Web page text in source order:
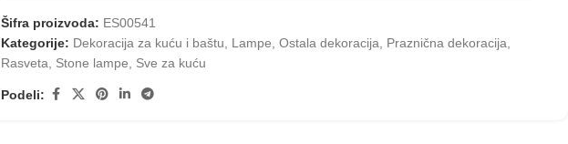
Šifra proizvoda: ES00541
Kategorije: Dekoracija za kuću i baštu Lampe Ostala dekoracija Praznična dekoracija
Rasveta
Stone lampe Sve za kuću
Podeli: